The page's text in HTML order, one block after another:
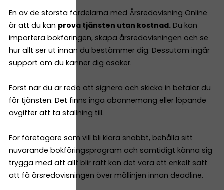
En av de största fördelarna med Årsredovisning Online
är att du kan prova tjänsten utan kostnad. Du kan
importera bokföringen, skapa årsredovisningen och se
hur allt ser ut innan du bestämmer dig. Dessutom ingår
support om du känner dig osäker.
Först när du är redo att signera och skicka in betalar du
för tjänsten. Det finns inga abonnemang eller löpande
avgifter att ta ställning till.
För företagare som vill bli klara snabbt, behålla sitt
nuvarande bokföringsprogram och samtidigt känna sig
trygga med att allt blir rätt kan det vara ett enkelt sätt
att få årsredovisningen över mållinjen innan deadline.